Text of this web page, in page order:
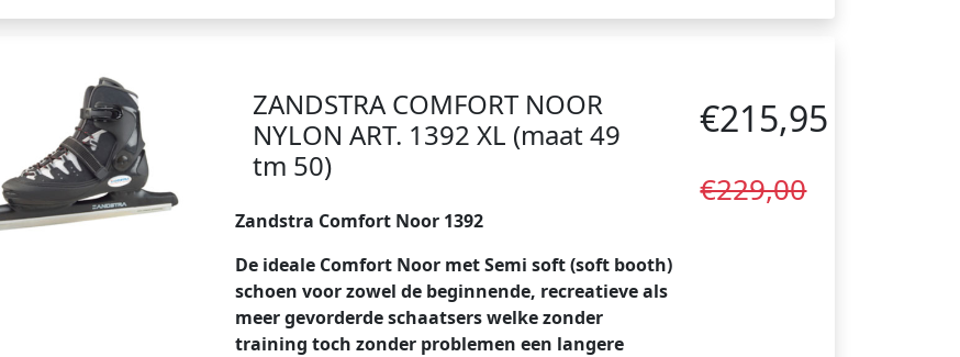
ZANDSTRA COMFORT NOOR
NYLON ART. 1392 XL (maat 49
tm 50)
Zandstra Comfort Noor 1392
De ideale Comfort Noor met Semi soft (soft booth)
schoen voor zowel de beginnende, recreatieve als
meer gevorderde schaatsers welke zonder
training toch zonder problemen een langere
€215,95
€229,00